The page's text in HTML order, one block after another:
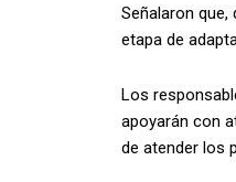
Señalaron
etapa de
Los
apoyarán con
de atender los